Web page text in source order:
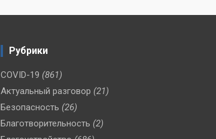
Рубрики
COVID-19 (861)
Актуальный разговор (21)
Безопасность (26)
Благотворительность (2)